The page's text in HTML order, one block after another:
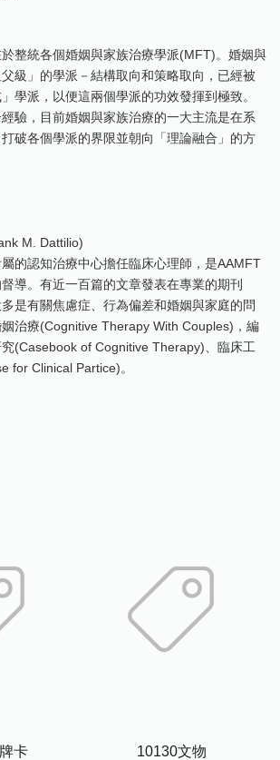
整統各個婚姻與家族治療學派(MFT)。婚姻與
級」的學派－結構取向和策略取向，已經被
學派，以便這兩個學派的功效發揮到極致。
驗，目前婚姻與家族治療的一大主流是在系
破各個學派的界限並朝向「理論融合」的方
M. Dattilio)
的認知治療中心擔任臨床心理師，是AAMFT
導。有近一百篇的文章發表在專業的期刊
多是有關焦慮症、行為偏差和婚姻與家庭的問
治療(Cognitive Therapy With Couples)，編
(Casebook of Cognitive Therapy)、臨床工
for Clinical Partice)。
卡 10130文物